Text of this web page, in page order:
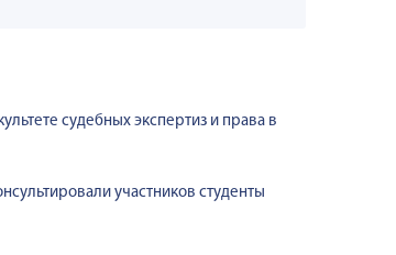
судебных экспертиз и права в
участников студенты